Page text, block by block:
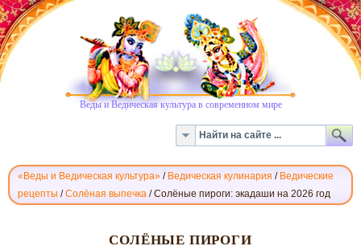
Веды и Ведическая культура в современном мире
«Веды и Ведическая культура» / Ведическая кулинария / Ведические
рецепты /Солёная выпечка /Солёные пироги: экадаши на 2026 год
СОЛЁНЫЕ ПИРОГИ